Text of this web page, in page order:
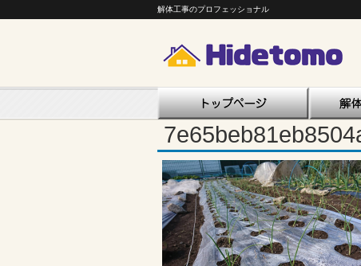
解体工事のプロフェッショナル